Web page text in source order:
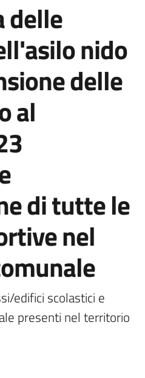
delle
nido
delle
al
di tutte le
nel
edifici scolastici e
presenti nel territorio